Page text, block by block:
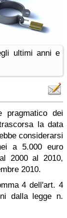
ultimi anni e
pragmatico dei
la data
considerarsi
a 5.000 euro
2000 al 2010,
2010.
4 dell'art. 4
dalla legge n.